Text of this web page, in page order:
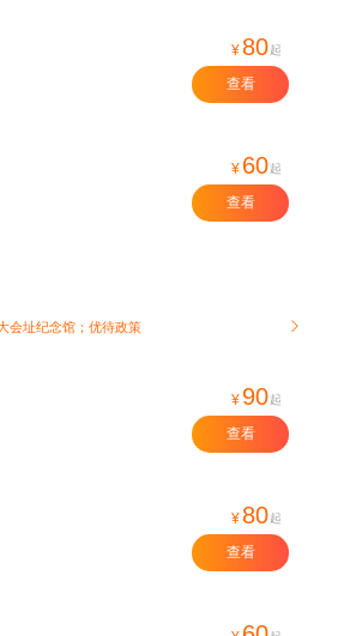
¥ 80起
查看
¥ 60起
查看
会址纪念馆； 优待政策 
¥ 90起
查看
¥ 80起
查看